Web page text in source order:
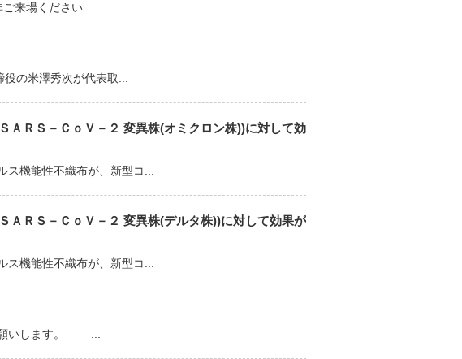
来場ください...
の米澤秀次が代表取...
ＡＲＳ－ＣｏＶ－２ 変異株(オミクロン株))に対して効
機能性不織布が、新型コ...
ＡＲＳ－ＣｏＶ－２ 変異株(デルタ株))に対して効果が
機能性不織布が、新型コ...
願いします。 ...